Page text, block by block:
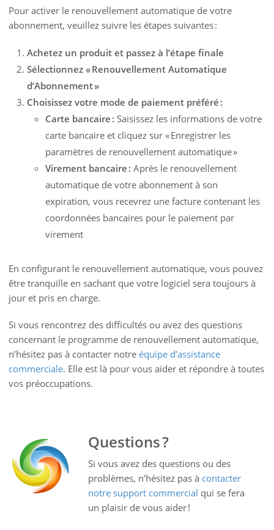
Pour activer le renouvellement automatique de votre
abonnement, veuillez suivre les étapes suivantes :
Achetez un produit et passez à l’étape finale
Sélectionnez « Renouvellement Automatique
d’Abonnement »
Choisissez votre mode de paiement préféré :
Carte bancaire : Saisissez les informations de votre
carte bancaire et cliquez sur « Enregistrer les
paramètres de renouvellement automatique »
Virement bancaire : Après le renouvellement
automatique de votre abonnement à son
expiration, vous recevrez une facture contenant les
coordonnées bancaires pour le paiement par
virement
En configurant le renouvellement automatique, vous pouvez
être tranquille en sachant que votre logiciel sera toujours à
jour et pris en charge.
Si vous rencontrez des difficultés ou avez des questions
concernant le programme de renouvellement automatique,
n’hésitez pas à contacter notre équipe d’assistance
commerciale. Elle est là pour vous aider et répondre à toutes
vos préoccupations.
Questions ?
Si vous avez des questions ou des
problèmes, n’hésitez pas à contacter
notre support commercial qui se fera
un plaisir de vous aider !